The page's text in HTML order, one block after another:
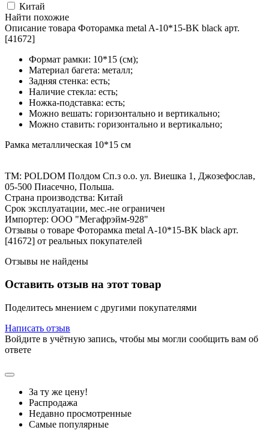
Китай
Найти похожие
Описание товара Фоторамка metal A-10*15-BK black арт.
[41672]
Формат рамки: 10*15 (см);
Материал багета: металл;
Задняя стенка: есть;
Наличие стекла: есть;
Ножка-подставка: есть;
Можно вешать: горизонтально и вертикально;
Можно ставить: горизонтально и вертикально;
Рамка металлическая 10*15 см
ТМ: POLDOM Полдом Сп.з о.о. ул. Виешка 1, Джозефослав,
05-500 Пиасечно, Польша.
Страна производства: Китай
Срок эксплуатации, мес.-не ограничен
Импортер: ООО "Мегафрэйм-928"
Отзывы о товаре Фоторамка metal A-10*15-BK black арт.
[41672] от реальных покупателей
Отзывы не найдены
Оставить отзыв на этот товар
Поделитесь мнением с другими покупателями
Написать отзыв
Войдите в учётную запись, чтобы мы могли сообщить вам об
ответе
За ту же цену!
Распродажа
Недавно просмотренные
Самые популярные